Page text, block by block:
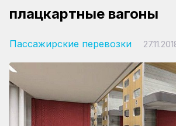
плацкартные вагоны
Пассажирские перевозки